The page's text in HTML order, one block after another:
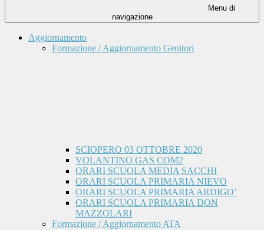
Menu di
navigazione
Aggiornamento
Formazione / Aggiornamento Genitori
SCIOPERO 03 OTTOBRE 2020
VOLANTINO GAS COM2
ORARI SCUOLA MEDIA SACCHI
ORARI SCUOLA PRIMARIA NIEVO
ORARI SCUOLA PRIMARIA ARDIGO’
ORARI SCUOLA PRIMARIA DON
MAZZOLARI
Formazione / Aggiornamento ATA